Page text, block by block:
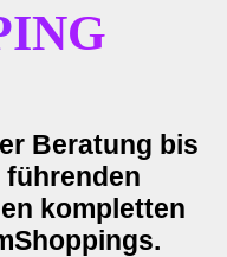
Beratung bis
führenden
kompletten